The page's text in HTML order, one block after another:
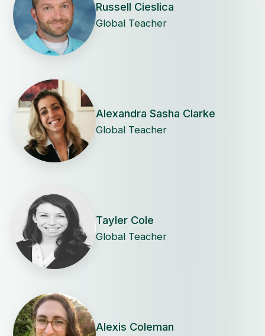
Russell Cieslica
Global Teacher
Alexandra Sasha Clarke
Global Teacher
Tayler Cole
Global Teacher
Alexis Coleman